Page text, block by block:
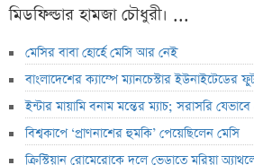
মিডফিল্ডার হামজা চৌধুরী। ...
মেসির বাবা হোর্হে মেসি আর নেই
বাংলাদেশের ক্যাম্পে ম্যানচেস্টার ইউনাইটেডের
ইন্টার মায়ামি বনাম মন্তের ম্যাচ; সরাসরি
বিশ্বকাপে ‘প্রাণনাশের হুমকি’ পেয়েছিলেন মেসি
ক্রিস্টিয়ান রোমেরোকে দলে ভেড়াতে মরিয়া